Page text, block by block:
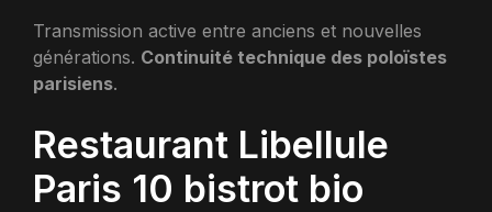
Transmission active entre anciens et nouvelles
générations. Continuité technique des poloïstes
parisiens.
Restaurant Libellule
Paris 10 bistrot bio